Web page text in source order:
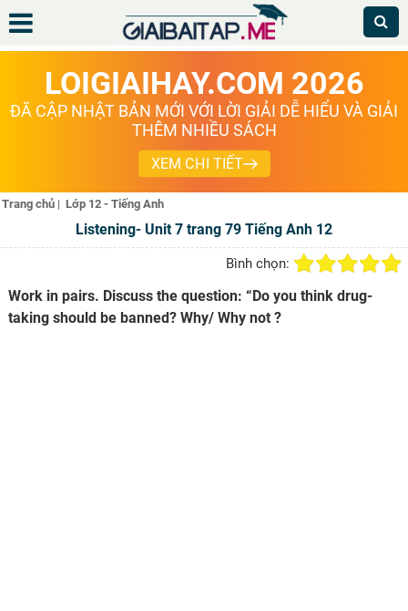
LOIGIAIHAY.COM 2026
ĐÃ CẬP NHẬT BẢN MỚI VỚI LỜI GIẢI DỄ HIỂU VÀ GIẢI
THÊM NHIỀU SÁCH
XEM CHI TIẾT
Trang chủ | Lớp 12 - Tiếng Anh
Listening- Unit 7 trang 79 Tiếng Anh 12
Bình chọn:
Work in pairs. Discuss the question: “Do you think drug-
taking should be banned? Why/ Why not ?